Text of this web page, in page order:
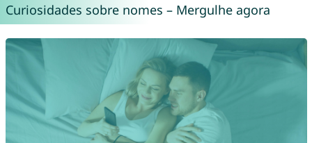
Curiosidades sobre nomes – Mergulhe agora